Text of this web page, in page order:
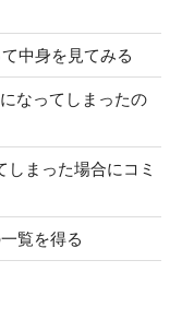
中身を見てみる
なってしまったの
まった場合にコミ
覧を得る